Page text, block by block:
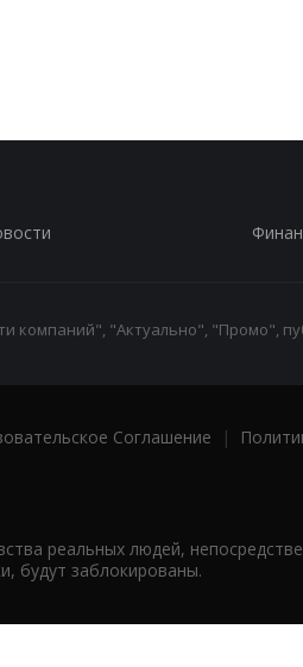
компаний", "Актуально", "Промо",
Соглашение |
реальных людей,
будут заблокированы.